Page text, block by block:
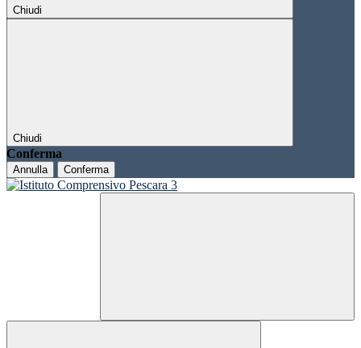
Chiudi
Chiudi
Conferma
Annulla Conferma